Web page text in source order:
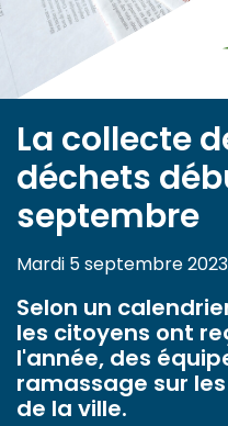
La collecte
déchets
septembre
Mardi 5 septembre 2023,
Selon un
les citoyens ont
l'année, des
ramassage sur
de la ville.